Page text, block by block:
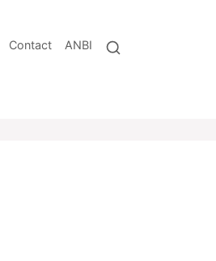
Contact ANBI